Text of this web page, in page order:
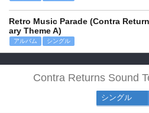
Retro Music Parade (Contra
ary Theme A)
アルバム シングル
Contra Returns Sound
シングル